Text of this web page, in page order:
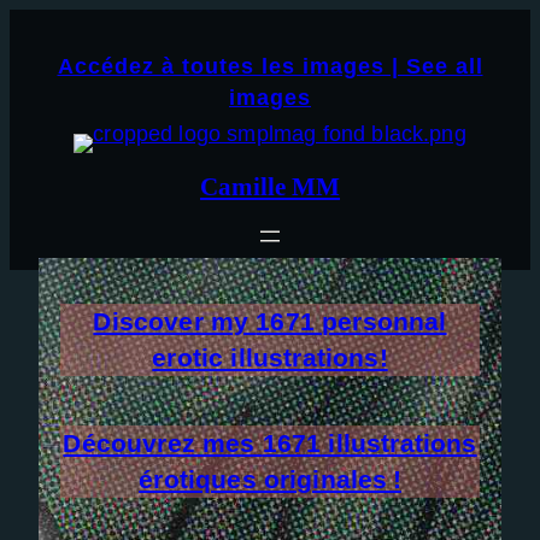
Accédez à toutes les images | See all
images
Camille MM
Discover my1671personnal
erotic illustrations!
Découvrez mes1671illustrations
érotiques originales !